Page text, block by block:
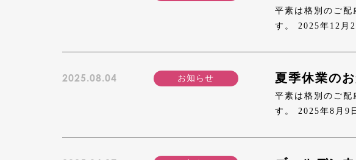
平素は格別のご配
す。 2025年12月
2025.08.04 お知らせ 夏季休業の
平素は格別のご配
す。 2025年8月9